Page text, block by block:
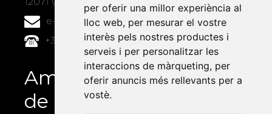
per oferir una millor experiència al
lloc web, per mesurar el vostre
interès pels nostres productes i
serveis i per personalitzar les
interaccions de màrqueting, per
oferir anuncis més rellevants per a
vostè.
e-buc@vives.org
+34 964 72 89 93
Amb el suport
de